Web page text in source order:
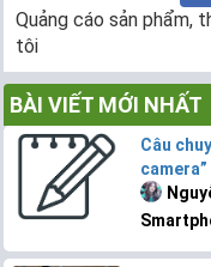
Quảng cáo sản phẩm,
tôi
BÀI VIẾT MỚI NHẤT
Câu